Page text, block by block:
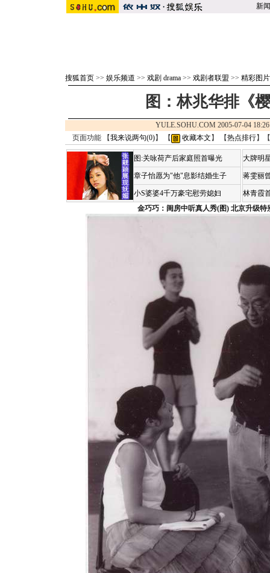
新闻
搜狐首页 >> 娱乐频道 >> 戏剧 drama >> 戏剧者联盟 >> 精彩图片
图：林兆华排《
YULE.SOHU.COM 2005-07-04
页面功能 【我来说两句(0)】 【 收藏本文 】 【热点排行】【
图:关咏荷产后家庭照首曝光
章子怡愿为"他"息影结婚生子
小S婆婆4千万豪宅慰劳媳妇
大牌明
蒋雯丽
林青霞
金巧巧：闺房中听真人秀(图) 北京升级特